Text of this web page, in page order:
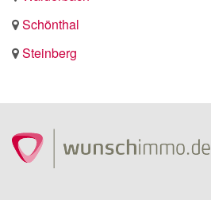
Schönthal
Steinberg